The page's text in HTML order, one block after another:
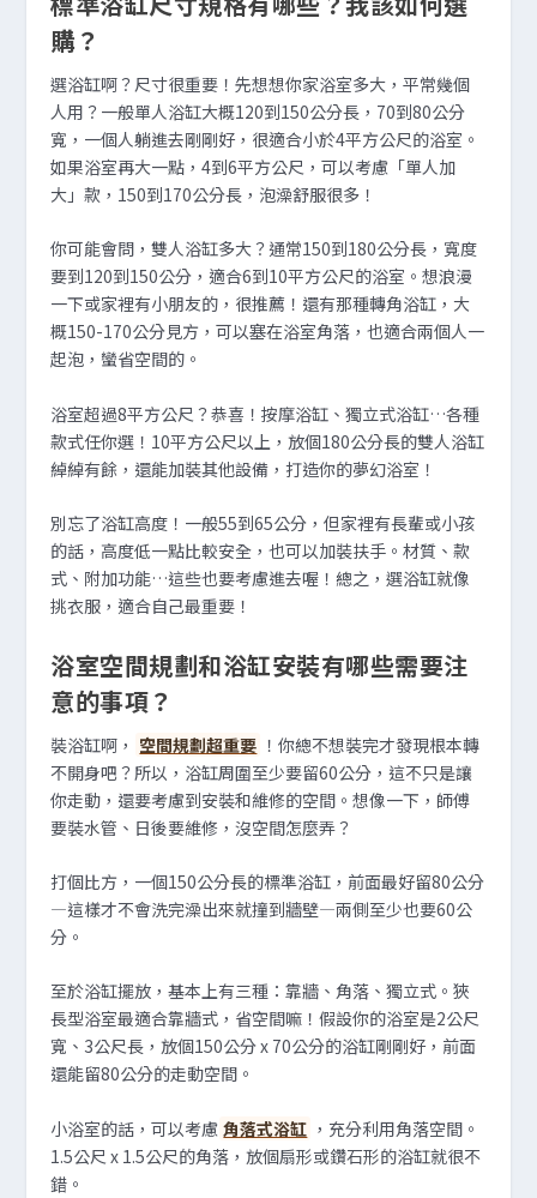
購？
選浴缸啊？尺寸很重要！先想想你家浴室多大，平常幾個
人用？一般單人浴缸大概120到150公分長，70到80公分
寬，一個人躺進去剛剛好，很適合小於4平方公尺的浴室。
如果浴室再大一點，4到6平方公尺，可以考慮「單人加
大」款，150到170公分長，泡澡舒服很多！
你可能會問，雙人浴缸多大？通常150到180公分長，寬度
要到120到150公分，適合6到10平方公尺的浴室。想浪漫
一下或家裡有小朋友的，很推薦！還有那種轉角浴缸，大
概150-170公分見方，可以塞在浴室角落，也適合兩個人一
起泡，蠻省空間的。
浴室超過8平方公尺？恭喜！按摩浴缸、獨立式浴缸…各種
款式任你選！10平方公尺以上，放個180公分長的雙人浴缸
綽綽有餘，還能加裝其他設備，打造你的夢幻浴室！
別忘了浴缸高度！一般55到65公分，但家裡有長輩或小孩
的話，高度低一點比較安全，也可以加裝扶手。材質、款
式、附加功能…這些也要考慮進去喔！總之，選浴缸就像
挑衣服，適合自己最重要！
浴室空間規劃和浴缸安裝有哪些需要注
意的事項？
裝浴缸啊， 空間規劃超重要 ！你總不想裝完才發現根本轉
不開身吧？所以，浴缸周圍至少要留60公分，這不只是讓
你走動，還要考慮到安裝和維修的空間。想像一下，師傅
要裝水管、日後要維修，沒空間怎麼弄？
打個比方，一個150公分長的標準浴缸，前面最好留80公分
—這樣才不會洗完澡出來就撞到牆壁—兩側至少也要60公
分。
至於浴缸擺放，基本上有三種：靠牆、角落、獨立式。狹
長型浴室最適合靠牆式，省空間嘛！假設你的浴室是2公尺
寬、3公尺長，放個150公分 x 70公分的浴缸剛剛好，前面
還能留80公分的走動空間。
小浴室的話，可以考慮 角落式浴缸 ，充分利用角落空間。
1.5公尺 x 1.5公尺的角落，放個扇形或鑽石形的浴缸就很不
錯。